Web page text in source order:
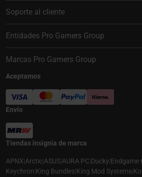
Soporte al cliente
Entidades Pro Gamers Group
Marcas Pro Gamers Group
Aceptamos
Envío
Tiendas insignia de marca
APNX|Arctic|ASUS|AURA PC|Ducky|Endgame
Keychron|King Bundles|King Mod Systems|